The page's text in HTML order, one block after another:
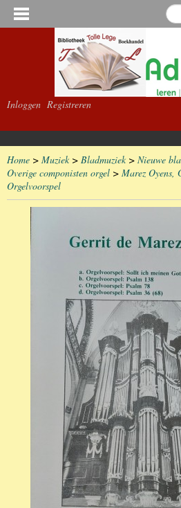
Inloggen Registreren
Home > Muziek> Bladmuziek> Nieuwe
Overige componisten orgel > Marez Oyens,
Orgelvoorspel